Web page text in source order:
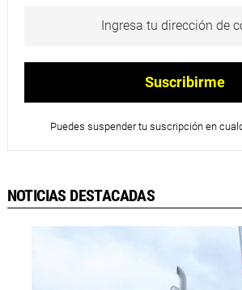
Puedes suspender tu suscripción en
NOTICIAS DESTACADAS